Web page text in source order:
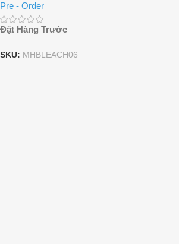
Pre - Order
Đặt Hàng Trước
SKU: MHBLEACH06